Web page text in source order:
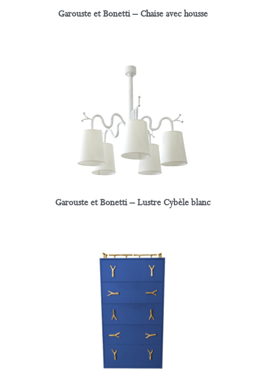
Garouste et Bonetti – Chaise avec housse
Garouste et Bonetti – Lustre Cybèle blanc